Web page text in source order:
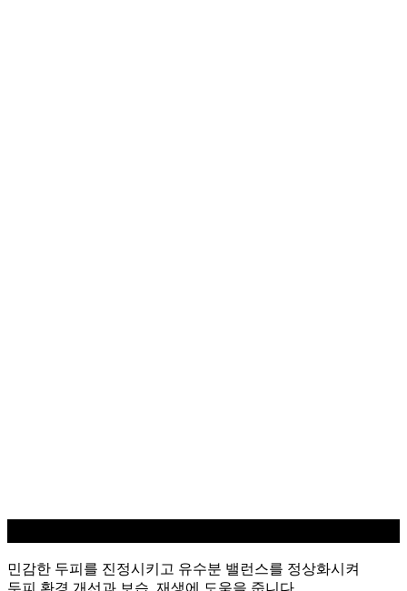
민감한 두피를 진정시키고 유수분 밸런스를 정상화시켜
두피 환경 개선과 보습, 재생에 도움을 줍니다.